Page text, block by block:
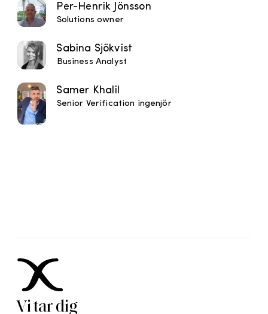
Per-Henrik Jönsson
Solutions owner
Sabina Sjökvist
Business Analyst
Samer Khalil
Senior Verification ingenjör
Vi tar dig